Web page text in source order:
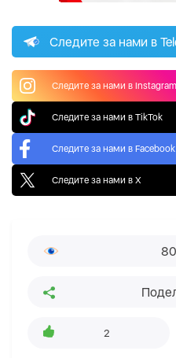
Следите за нами в
Следите за нами в Instagram
Следите за нами в TikTok
Следите за нами в Facebook
Следите за нами в X
2